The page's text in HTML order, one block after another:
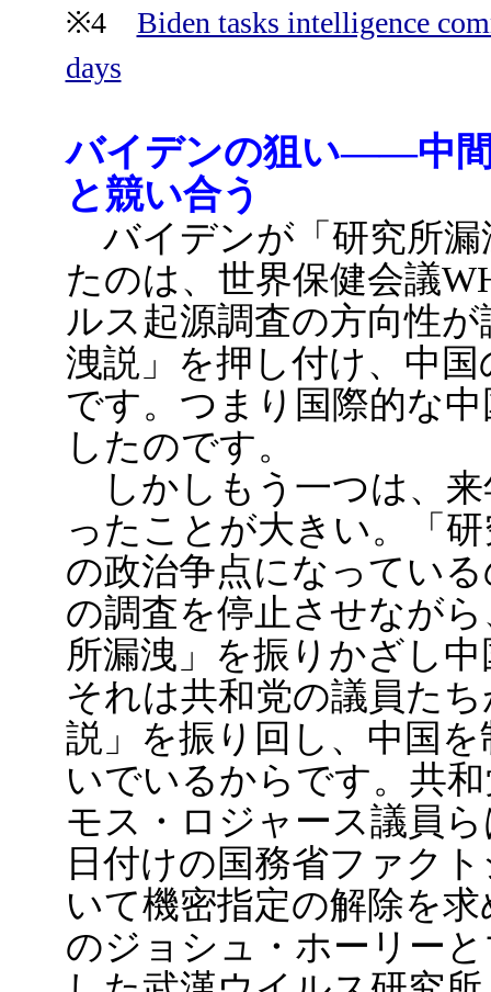
※4 Biden tasks intelligence
days
バイデンの狙い――中間
と競い合う
バイデンが「研究所漏
たのは、世界保健会議
ルス起源調査の方向性
洩説」を押し付け、中
です。つまり国際的な
したのです。
しかしもう一つは、来
ったことが大きい。「
の政治争点になってい
の調査を停止させなが
所漏洩」を振りかざし
それは共和党の議員た
説」を振り回し、中国
いでいるからです。共
モス・ロジャース議員
日付けの国務省ファク
いて機密指定の解除を
のジョシュ・ホーリー